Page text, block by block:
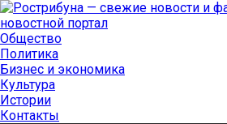
Общество
Политика
Бизнес и экономика
Культура
Истории
Контакты